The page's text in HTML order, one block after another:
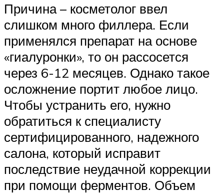
Причина – косметолог ввел
слишком много филлера. Если
применялся препарат на основе
«гиалуронки», то он рассосется
через 6-12 месяцев. Однако такое
осложнение портит любое лицо.
Чтобы устранить его, нужно
обратиться к специалисту
сертифицированного, надежного
салона, который исправит
последствие неудачной коррекции
при помощи ферментов. Объем